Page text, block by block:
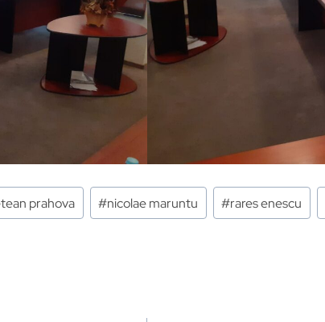
prahova #nicolae maruntu #rares enescu